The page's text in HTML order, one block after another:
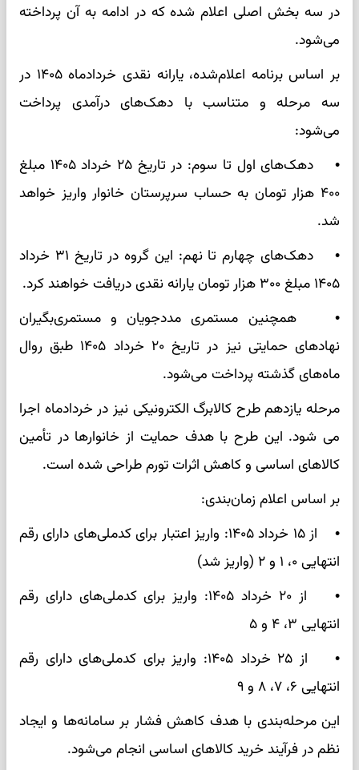
در سه بخش اصلی اعلام شده که در ادامه به آن پرداخته
می‌شود.
بر اساس برنامه اعلام‌شده، یارانه نقدی خردادماه ۱۴۰۵ در
سه مرحله و متناسب با دهک‌های درآمدی پرداخت
می‌شود:
• دهک‌های اول تا سوم: در تاریخ ۲۵ خرداد ۱۴۰۵ مبلغ
۴۰۰ هزار تومان به حساب سرپرستان خانوار واریز خواهد
شد.
• دهک‌های چهارم تا نهم: این گروه در تاریخ ۳۱ خرداد
۱۴۰۵ مبلغ ۳۰۰ هزار تومان یارانه نقدی دریافت خواهند کرد.
• همچنین مستمری مددجویان و مستمری‌بگیران
نهادهای حمایتی نیز در تاریخ ۲۰ خرداد ۱۴۰۵ طبق روال
ماه‌های گذشته پرداخت می‌شود.
مرحله یازدهم طرح کالابرگ الکترونیکی نیز در خردادماه اجرا
می شود. این طرح با هدف حمایت از خانوارها در تأمین
کالاهای اساسی و کاهش اثرات تورم طراحی شده است.
بر اساس اعلام زمان‌بندی:
• از ۱۵ خرداد ۱۴۰۵: واریز اعتبار برای کدملی‌های دارای رقم
انتهایی ۰، ۱ و ۲ (واریز شد)
• از ۲۰ خرداد ۱۴۰۵: واریز برای کدملی‌های دارای رقم
انتهایی ۳، ۴ و ۵
• از ۲۵ خرداد ۱۴۰۵: واریز برای کدملی‌های دارای رقم
انتهایی ۶، ۷، ۸ و ۹
این مرحله‌بندی با هدف کاهش فشار بر سامانه‌ها و ایجاد
نظم در فرآیند خرید کالاهای اساسی انجام می‌شود.